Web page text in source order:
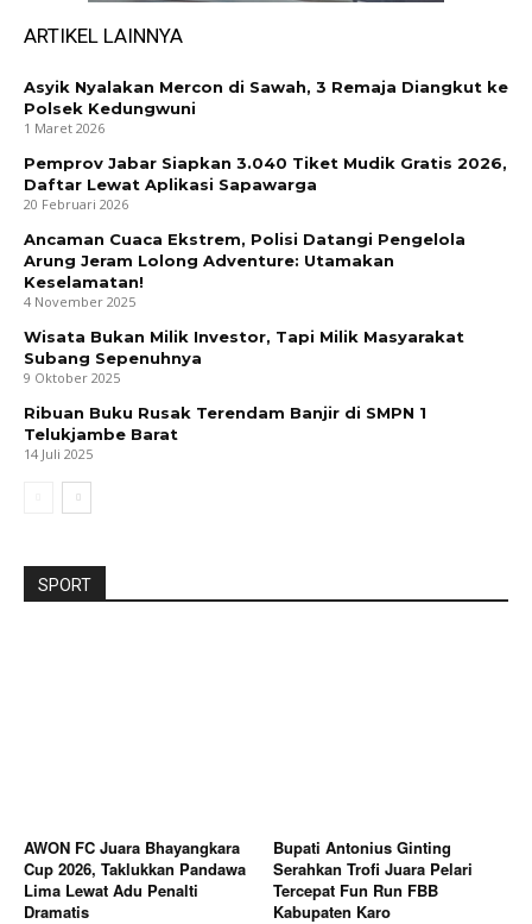
ARTIKEL LAINNYA
Asyik Nyalakan Mercon di Sawah, 3 Remaja Diangkut ke
Polsek Kedungwuni
1 Maret 2026
Pemprov Jabar Siapkan 3.040 Tiket Mudik Gratis 2026,
Daftar Lewat Aplikasi Sapawarga
20 Februari 2026
Ancaman Cuaca Ekstrem, Polisi Datangi Pengelola
Arung Jeram Lolong Adventure: Utamakan
Keselamatan!
4 November 2025
Wisata Bukan Milik Investor, Tapi Milik Masyarakat
Subang Sepenuhnya
9 Oktober 2025
Ribuan Buku Rusak Terendam Banjir di SMPN 1
Telukjambe Barat
14 Juli 2025
SPORT
AWON FC Juara Bhayangkara
Cup 2026, Taklukkan Pandawa
Lima Lewat Adu Penalti
Dramatis
Bupati Antonius Ginting
Serahkan Trofi Juara Pelari
Tercepat Fun Run FBB
Kabupaten Karo